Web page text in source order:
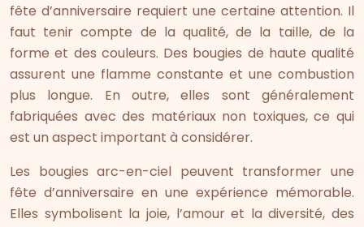
fête d’anniversaire requiert une certaine attention. Il
faut tenir compte de la qualité, de la taille, de la
forme et des couleurs. Des bougies de haute qualité
assurent une flamme constante et une combustion
plus longue. En outre, elles sont généralement
fabriquées avec des matériaux non toxiques, ce qui
est un aspect important à considérer.
Les bougies arc-en-ciel peuvent transformer une
fête d’anniversaire en une expérience mémorable.
Elles symbolisent la joie, l’amour et la diversité, des